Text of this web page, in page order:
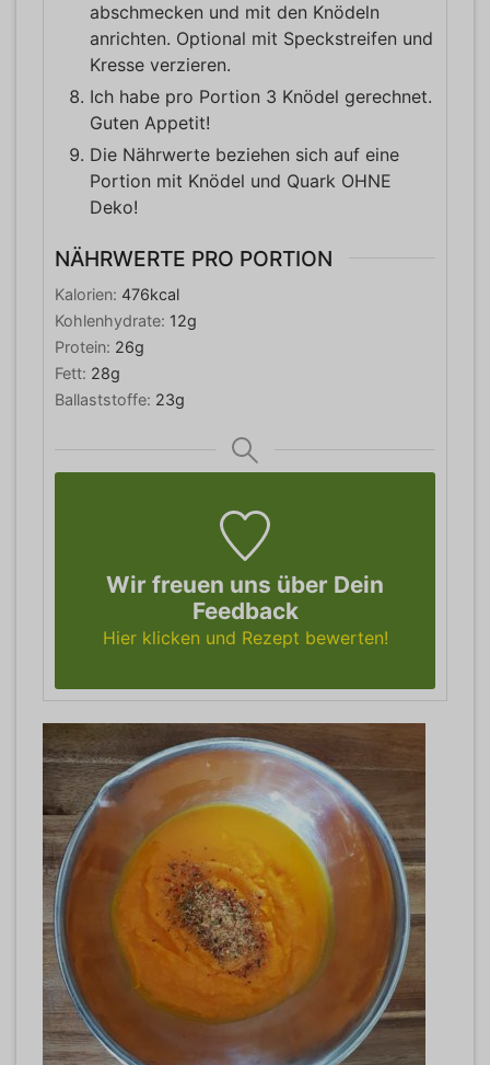
abschmecken und mit den Knödeln
anrichten. Optional mit Speckstreifen und
Kresse verzieren.
Ich habe pro Portion 3 Knödel gerechnet.
Guten Appetit!
Die Nährwerte beziehen sich auf eine
Portion mit Knödel und Quark OHNE
Deko!
NÄHRWERTE PRO PORTION
Kalorien: 476kcal
Kohlenhydrate: 12g
Protein: 26g
Fett: 28g
Ballaststoffe: 23g
Wir freuen uns über Dein
Feedback
Hier klicken und Rezept bewerten!